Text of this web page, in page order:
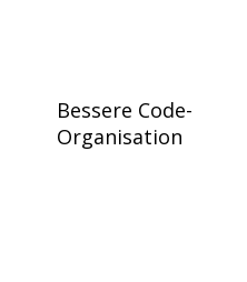
Bessere Code-
Organisation